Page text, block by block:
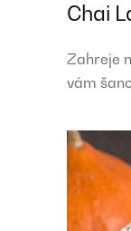
Chai
Zahreje
vám